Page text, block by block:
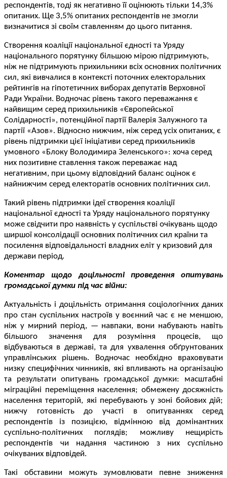
респондентів, тоді як негативно її оцінюють тільки 14,3%
опитаних. Ще 3,5% опитаних респондентів не змогли
визначитися зі своїм ставленням до цього питання.
Створення коаліції національної єдності та Уряду
національного порятунку більшою мірою підтримують,
ніж не підтримують прихильники всіх основних політичних
сил, які вивчалися в контексті поточних електоральних
рейтингів на гіпотетичних виборах депутатів Верховної
Ради України. Водночас рівень такого переважання є
найвищим серед прихильників «Європейської
Солідарності», потенційної партії Валерія Залужного та
партії «Азов». Відносно нижчим, ніж серед усіх опитаних, є
рівень підтримки цієї ініціативи серед прихильників
умовного «Блоку Володимира Зеленського»: хоча серед
них позитивне ставлення також переважає над
негативним, при цьому відповідний баланс оцінок є
найнижчим серед електоратів основних політичних сил.
Такий рівень підтримки ідеї створення коаліції
національної єдності та Уряду національного порятунку
може свідчити про наявність у суспільстві очікувань щодо
ширшої консолідації основних політичних сил країни та
посилення відповідальності владних еліт у кризовий для
держави період.
Коментар щодо доцільності проведення опитувань
громадської думки під час війни:
Актуальність і доцільність отримання соціологічних даних
про стан суспільних настроїв у воєнний час є не меншою,
ніж у мирний період, — навпаки, вони набувають навіть
більшого значення для розуміння процесів, що
відбуваються в державі, та для ухвалення обґрунтованих
управлінських рішень. Водночас необхідно враховувати
низку специфічних чинників, які впливають на організацію
та результати опитувань громадської думки: масштабні
міграційні переміщення населення; обмежену досяжність
населення територій, які перебувають у зоні бойових дій;
нижчу готовність до участі в опитуваннях серед
респондентів із позицією, відмінною від домінантних
суспільно-політичних поглядів; можливу нещирість
респондентів чи надання частиною з них суспільно
очікуваних відповідей.
Такі обставини можуть зумовлювати певне зниження